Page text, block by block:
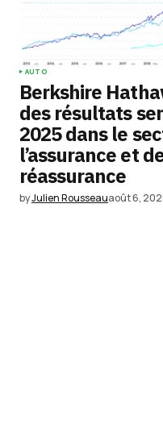
AUTO
Berkshire
des résultats
2025 dans le
l’assurance et
réassurance
byJulien Rousseauaoût 6,